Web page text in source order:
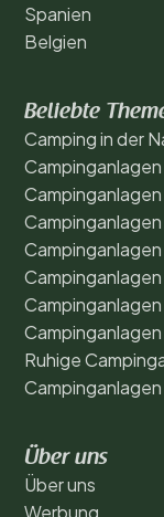
Spanien
Belgien
Beliebte
Camping in der
Ruhige
Über uns
Über uns
Werbung